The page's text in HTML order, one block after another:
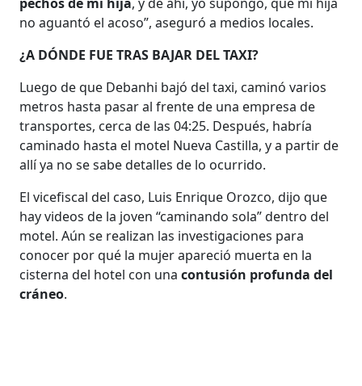
no aguantó el acoso”, aseguró a medios locales.
¿A DÓNDE FUE TRAS BAJAR DEL TAXI?
Luego de que Debanhi bajó del taxi, caminó varios
metros hasta pasar al frente de una empresa de
transportes, cerca de las 04:25. Después, habría
caminado hasta el motel Nueva Castilla, y a partir de
allí ya no se sabe detalles de lo ocurrido.
El vicefiscal del caso, Luis Enrique Orozco, dijo que
hay videos de la joven “caminando sola” dentro del
motel. Aún se realizan las investigaciones para
conocer por qué la mujer apareció muerta en la
cisterna del hotel con unacontusión profunda del
cráneo.